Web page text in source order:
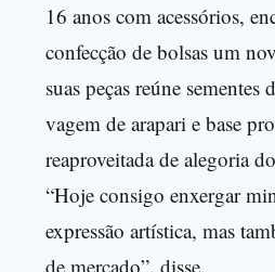
16 anos com acessórios,
confecção de bolsas um
suas peças reúne
vagem de arapari e base
reaproveitada de alegoria
“Hoje consigo enxergar
expressão artística, mas
de mercado”, disse.